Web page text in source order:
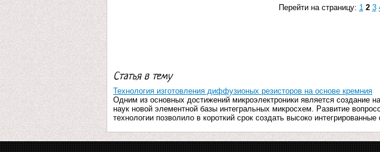
Перейти на страницу: 1 2 3
Статья в тему
Технология изготовления диффузионых резисторов на основе кремния
Одним из основных достижений микроэлектроники является создание
наук новой элементной базы интегральных микросхем. Развитие
технологии позволило в короткий срок создать высоко